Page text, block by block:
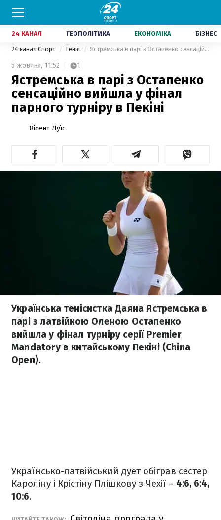
24 КАНАЛ ГЕОПОЛІТИКА ЕКОНОМІКА БІЗНЕС
24 канал Спорт Теніс Ястремська в парі з Остапенко сенсаційно вийшла у фінал парного турніру в Пекіні
5 жовтня, 11:52 1
Ястремська в парі з Остапенко
сенсаційно вийшла у фінал
парного турніру в Пекіні
Вісент Луїс
Українська тенісистка Даяна Ястремська в
парі з латвійкою Оленою Остапенко
вийшла у фінал турніру серії Premier
Mandatory в китайському Пекіні (China
Open).
Українсько-латвійський дует обіграв сестер
Кароліну і Крістіну Плішкову з Чехії – 4:6, 6:4,
10:6.